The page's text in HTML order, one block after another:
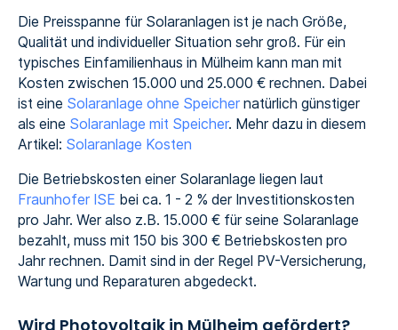
Die Preisspanne für Solaranlagen ist je nach Größe,
Qualität und individueller Situation sehr groß. Für ein
typisches Einfamilienhaus in Mülheim kann man mit
Kosten zwischen 15.000 und 25.000 € rechnen. Dabei
ist eine Solaranlage ohne Speichernatürlich günstiger
als eine Solaranlage mit Speicher. Mehr dazu in diesem
Artikel: Solaranlage Kosten
Die Betriebskosten einer Solaranlage liegen laut
Fraunhofer ISE bei ca. 1 - 2 % der Investitionskosten
pro Jahr. Wer also z.B. 15.000 € für seine Solaranlage
bezahlt, muss mit 150 bis 300 € Betriebskosten pro
Jahr rechnen. Damit sind in der Regel PV-Versicherung,
Wartung und Reparaturen abgedeckt.
Wird Photovoltaik in Mülheim gefördert?